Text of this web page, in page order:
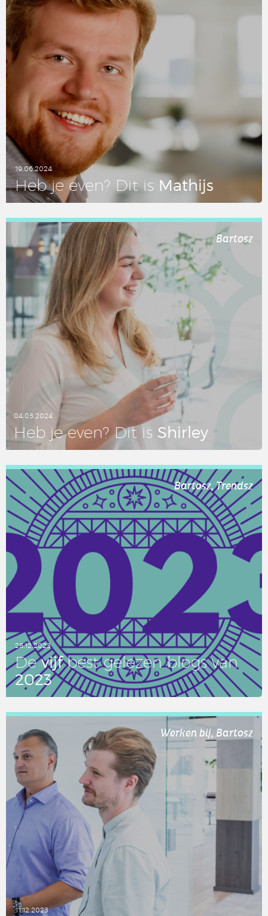
19.06.2024
Heb je even? Dit is Mathijs
LEES DIT ARTIKEL
Bartosz
04.03.2024
Heb je even? Dit is Shirley
LEES DIT ARTIKEL
Bartosz, Trendsz
28.12.2023
Devijfbest gelezen blogs van
2023
LEES DIT ARTIKEL
Werken bij, Bartosz
11.12.2023